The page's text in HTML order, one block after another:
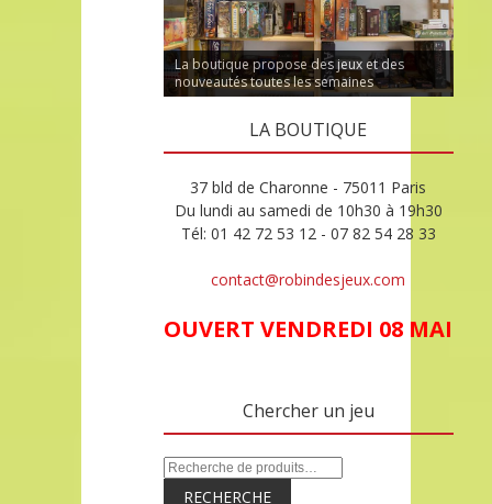
La boutique propose des jeux et des
nouveautés toutes les semaines
LA BOUTIQUE
37 bld de Charonne - 75011 Paris
Du lundi au samedi de 10h30 à 19h30
Tél: 01 42 72 53 12 - 07 82 54 28 33
contact@robindesjeux.com
OUVERT VENDREDI 08 MAI
Chercher un jeu
RECHERCHE